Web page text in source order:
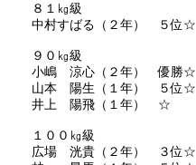
８１㎏級
中村すばる（２年） ５位☆
９０㎏級
小嶋 涼心（２年） 優勝☆
山本 陽生（１年） ５位☆
井上 陽飛（１年） ☆
１００㎏級
広場 洸貴（２年） ３位☆